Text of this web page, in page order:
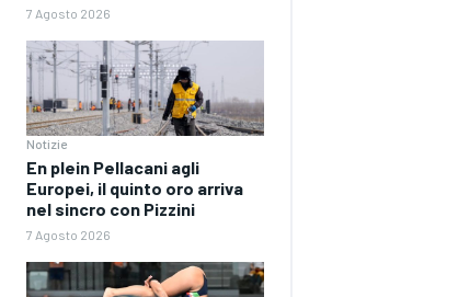
7 Agosto 2026
Notizie
En plein Pellacani agli
Europei, il quinto oro arriva
nel sincro con Pizzini
7 Agosto 2026